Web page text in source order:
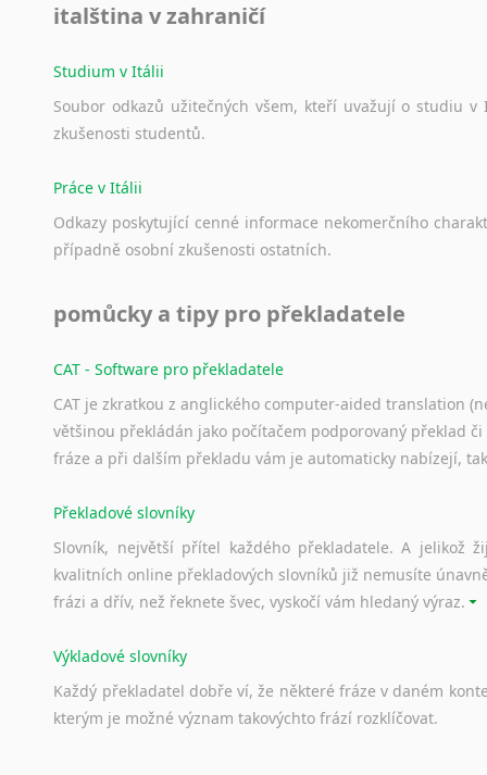
italština v zahraničí
Studium v Itálii
Soubor odkazů užitečných všem, kteří uvažují o studiu v
zkušenosti studentů.
Práce v Itálii
Odkazy poskytující cenné informace nekomerčního
případně osobní zkušenosti ostatních.
pomůcky a tipy pro překladatele
CAT - Software pro překladatele
CAT je zkratkou z anglického computer-aided translation
většinou překládán jako počítačem podporovaný překlad
fráze a při dalším překladu vám je automaticky nabízejí,
Překladové slovníky
Slovník, největší přítel každého překladatele. A jelikož
kvalitních online překladových slovníků již nemusíte
frázi a dřív, než řeknete švec, vyskočí vám hledaný výraz.
Výkladové slovníky
Každý překladatel dobře ví, že některé fráze v daném
kterým je možné význam takovýchto frází rozklíčovat.